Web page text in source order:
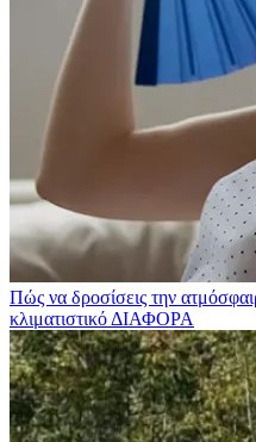
Πώς να δροσίσεις την
κλιματιστικόΔΙΑΦΟΡΑ